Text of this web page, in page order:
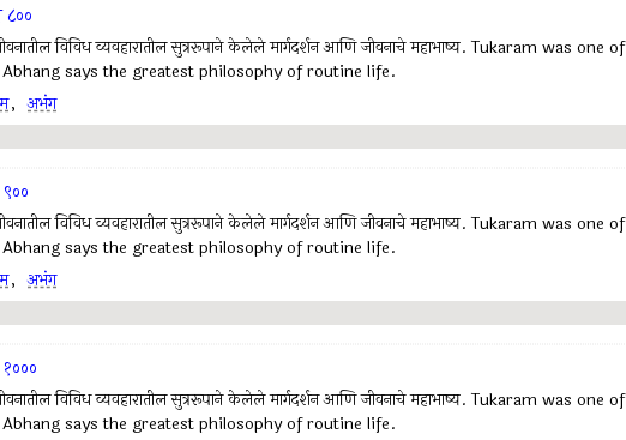
विविध व्यवहारातील सुत्ररूपाने केलेले मार्गदर्शन आणि जीवनाचे महाभाष्य. Tukaram was one of
says the greatest philosophy of routine life.
, अभंग
विविध व्यवहारातील सुत्ररूपाने केलेले मार्गदर्शन आणि जीवनाचे महाभाष्य. Tukaram was one of
says the greatest philosophy of routine life.
, अभंग
विविध व्यवहारातील सुत्ररूपाने केलेले मार्गदर्शन आणि जीवनाचे महाभाष्य. Tukaram was one of
says the greatest philosophy of routine life.